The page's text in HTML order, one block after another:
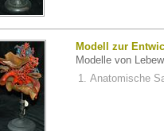
Modell zur
Modelle von
Anatomische